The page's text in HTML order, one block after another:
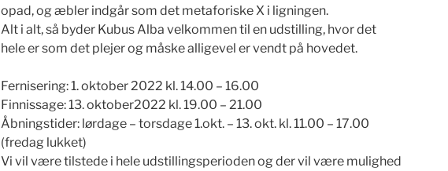
opad, og æbler indgår som det metaforiske X i ligningen.
Alt i alt, så byder Kubus Alba velkommen til en udstilling, hvor det
hele er som det plejer og måske alligevel er vendt på hovedet.
Fernisering: 1. oktober 2022 kl. 14.00 – 16.00
Finnissage: 13. oktober2022 kl. 19.00 – 21.00
Åbningstider: lørdage – torsdage 1.okt. – 13. okt. kl. 11.00 – 17.00
(fredag lukket)
Vi vil være tilstede i hele udstillingsperioden og der vil være mulighed